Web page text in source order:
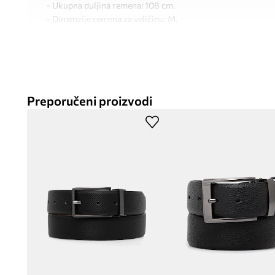
- Ukupna duljina remena: 108 cm.
- Dimenzije remena za veličinu: M.
Preporučeni proizvodi